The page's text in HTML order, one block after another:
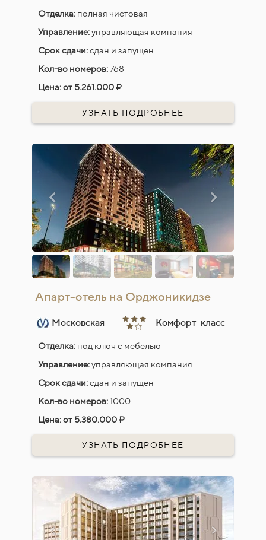
Отделка: полная чистовая
Управление:управляющая компания
Срок сдачи:сдан и запущен
Кол-во номеров:768
Цена:от 5.261.000 ₽
УЗНАТЬ ПОДРОБНЕЕ
Апарт-отель на Орджоникидзе
Московская Комфорт-класс
Отделка: под ключ с мебелью
Управление:управляющая компания
Срок сдачи:сдан и запущен
Кол-во номеров:1000
Цена:от 5.380.000 ₽
УЗНАТЬ ПОДРОБНЕЕ